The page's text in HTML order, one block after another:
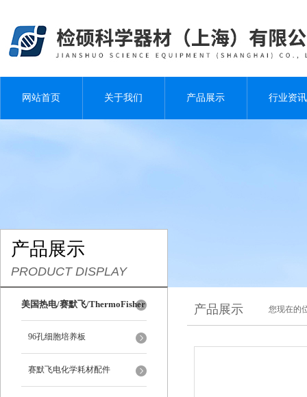
网站首页 关于我们 产品展示 行业资讯
产品展示
PRODUCT DISPLAY
美国热电/赛默飞/ThermoFisher
96孔细胞培养板
赛默飞电化学耗材配件
产品展示 您现在的